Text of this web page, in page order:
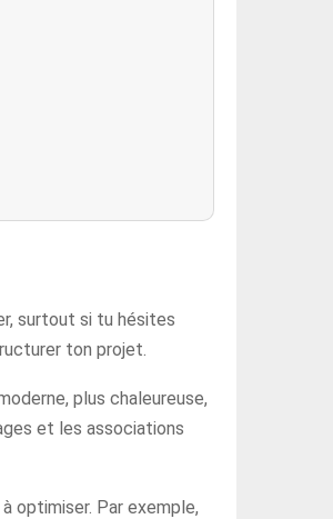
surtout si tu hésites
ton projet.
plus chaleureuse,
et les associations
optimiser. Par exemple,